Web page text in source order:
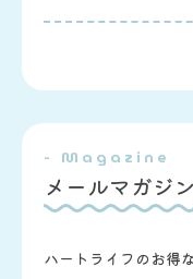
- Magazine
メールマガジン
ハートライフのお得